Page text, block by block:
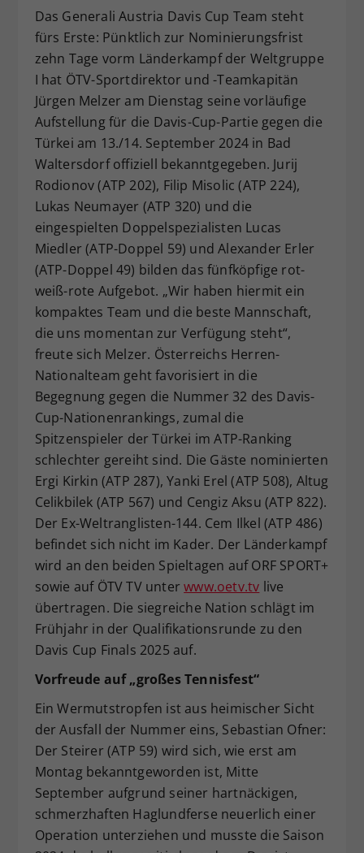
Das Generali Austria Davis Cup Team steht
fürs Erste: Pünktlich zur Nominierungsfrist
zehn Tage vorm Länderkampf der Weltgruppe
I hat ÖTV-Sportdirektor und -Teamkapitän
Jürgen Melzer am Dienstag seine vorläufige
Aufstellung für die Davis-Cup-Partie gegen die
Türkei am 13./14. September 2024 in Bad
Waltersdorf offiziell bekanntgegeben. Jurij
Rodionov (ATP 202), Filip Misolic (ATP 224),
Lukas Neumayer (ATP 320) und die
eingespielten Doppelspezialisten Lucas
Miedler (ATP-Doppel 59) und Alexander Erler
(ATP-Doppel 49) bilden das fünfköpfige rot-
weiß-rote Aufgebot. „Wir haben hiermit ein
kompaktes Team und die beste Mannschaft,
die uns momentan zur Verfügung steht“,
freute sich Melzer. Österreichs Herren-
Nationalteam geht favorisiert in die
Begegnung gegen die Nummer 32 des Davis-
Cup-Nationenrankings, zumal die
Spitzenspieler der Türkei im ATP-Ranking
schlechter gereiht sind. Die Gäste nominierten
Ergi Kirkin (ATP 287), Yanki Erel (ATP 508), Altug
Celikbilek (ATP 567) und Cengiz Aksu (ATP 822).
Der Ex-Weltranglisten-144. Cem Ilkel (ATP 486)
befindet sich nicht im Kader. Der Länderkampf
wird an den beiden Spieltagen auf ORF SPORT+
sowie auf ÖTV TV unterwww.oetv.tv live
übertragen. Die siegreiche Nation schlägt im
Frühjahr in der Qualifikationsrunde zu den
Davis Cup Finals 2025 auf.
Vorfreude auf „großes Tennisfest“
Ein Wermutstropfen ist aus heimischer Sicht
der Ausfall der Nummer eins, Sebastian Ofner:
Der Steirer (ATP 59) wird sich, wie erst am
Montag bekanntgeworden ist, Mitte
September aufgrund seiner hartnäckigen,
schmerzhaften Haglundferse neuerlich einer
Operation unterziehen und musste die Saison
Zweck
Dieser Wert speichert Ihre Consent-
Einstellungen. Unter anderem eine
zufällig generierte ID, für die
historische Speicherung Ihrer
vorgenommen Einstellungen, falls der
Webseiten-Betreiber dies eingestellt
hat.